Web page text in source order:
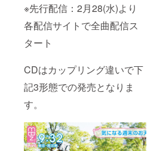
※先行配信：2月28(水)より
各配信サイトで全曲配信ス
タート
CDはカップリング違いで下
記3形態での発売となりま
す。